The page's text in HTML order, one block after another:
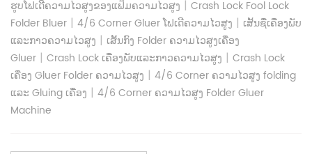
ຮູບໂຟເດີຄວາມໄວສູງຂອງແຟ້ມຄວາມໄວສູງ | Crash Lock Fool Lock
Folder Bluer | 4/6 Corner Gluer ໂຟເດີຄວາມໄວສູງ | ເສັ້ນຊື່ເຄື່ອງພັບ
ແລະກາວຄວາມໄວສູງ | ເສັ້ນກົງ Folder ຄວາມໄວສູງເຄື່ອງ
Gluer | Crash Lock ເຄື່ອງພັບແລະກາວຄວາມໄວສູງ | Crash Lock
ເຄື່ອງ Gluer Folder ຄວາມໄວສູງ | 4/6 Corner ຄວາມໄວສູງ folding
ແລະ Gluing ເຄື່ອງ | 4/6 Corner ຄວາມໄວສູງ Folder Gluer
Machine